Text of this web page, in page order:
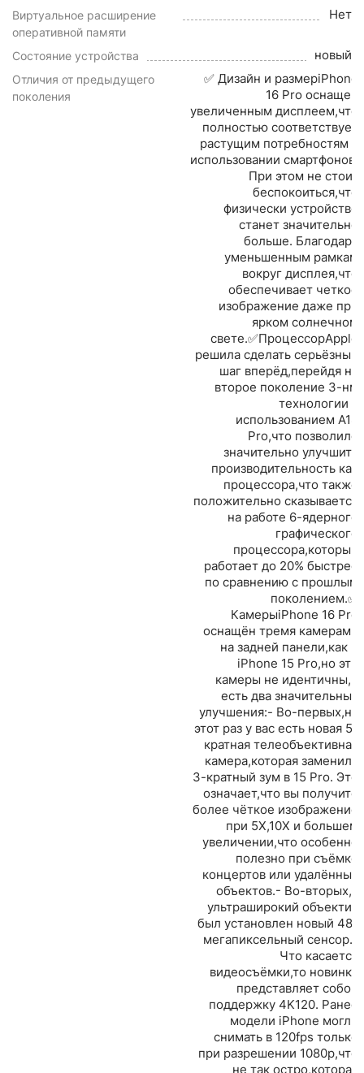
Виртуальное расширение
оперативной памяти
Нет
Состояние устройства новый
Отличия от предыдущего
поколения
✅ Дизайн и размерiPhone
16 Pro оснащен
увеличенным дисплеем,что
полностью соответствует
растущим потребностям в
использовании смартфонов.
При этом не стоит
беспокоиться,что
физически устройство
станет значительно
больше. Благодаря
уменьшенным рамкам
вокруг дисплея,что
обеспечивает четкое
изображение даже при
ярком солнечном
свете.✅ПроцессорApple
решила сделать серьёзный
шаг вперёд,перейдя на
второе поколение 3-нм
технологии с
использованием A18
Pro,что позволило
значительно улучшить
производительность как
процессора,что также
положительно сказывается
на работе 6-ядерного
графического
процессора,который
работает до 20% быстрее
по сравнению с прошлым
поколением.✅
КамерыiPhone 16 Pro
оснащён тремя камерами
на задней панели,как и
iPhone 15 Pro,но эти
камеры не идентичны,и
есть два значительных
улучшения:- Во-первых,на
этот раз у вас есть новая 5-
кратная телеобъективная
камера,которая заменила
3-кратный зум в 15 Pro. Это
означает,что вы получите
более чёткое изображение
при 5X,10X и большем
увеличении,что особенно
полезно при съёмке
концертов или удалённых
объектов.- Во-вторых,в
ультраширокий объектив
был установлен новый 48-
мегапиксельный сенсор.-
Что касается
видеосъёмки,то новинка
представляет собой
поддержку 4K120. Ранее
модели iPhone могли
снимать в 120fps только
при разрешении 1080p,что
не так остро,которая